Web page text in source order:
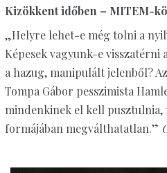
Kizökkent időben – MITEM-
„Helyre lehet-e még tolni a
Képesek vagyunk-e visszatérni
a hazug, manipulált jelenből?
Tompa Gábor pesszimista
mindenkinek el kell
formájában megválthatatlan.”